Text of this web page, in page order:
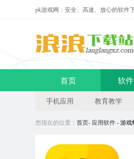
pk游戏网：安全、高速、放心的软件
首页 软
手机应用 教育教学
您现在的位置： 首页- 应用软件- 游戏